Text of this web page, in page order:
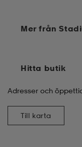
Mer från
Hitta butik
Adresser och
Till karta